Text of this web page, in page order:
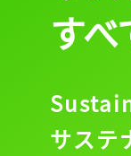
す
サステ